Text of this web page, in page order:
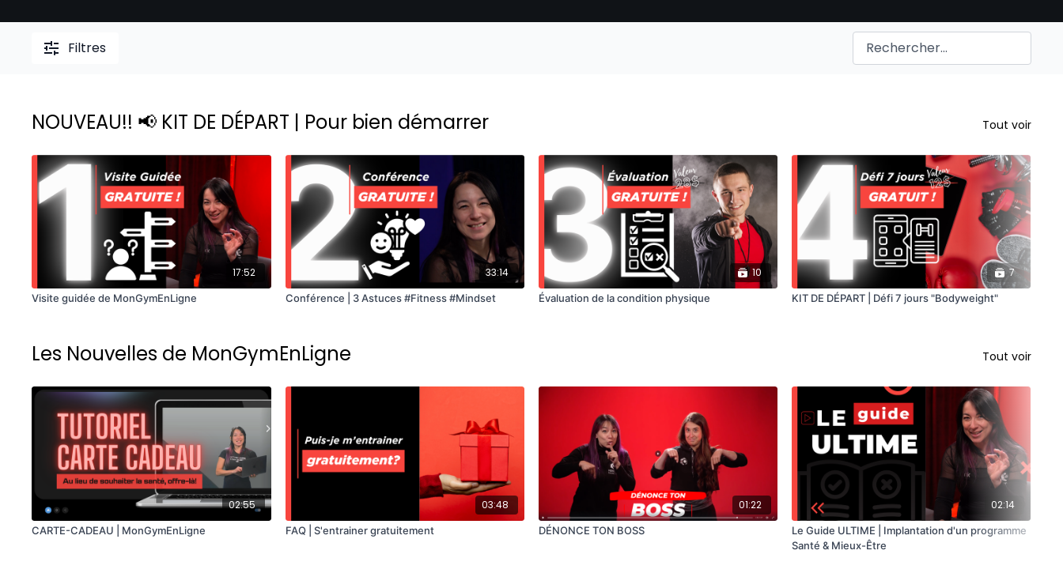
Filtres
NOUVEAU!! 📢 KIT DE DÉPART | Pour bien démarrer Tout voir
17:52
Visite guidée de MonGymEnLigne
33:14
Conférence | 3 Astuces #Fitness #Mindset
10
Évaluation de la condition physique
7
KIT DE DÉPART | Défi 7 jours "Bodyweight"
Les Nouvelles de MonGymEnLigne Tout voir
02:55
CARTE-CADEAU | MonGymEnLigne
03:48
FAQ | S'entrainer gratuitement
01:22
DÉNONCE TON BOSS
02:14
Le Guide ULTIME | Implantation d'un programme
Santé & Mieux-Être